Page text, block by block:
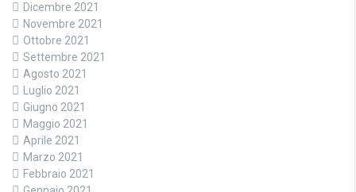
Dicembre 2021
Novembre 2021
Ottobre 2021
Settembre 2021
Agosto 2021
Luglio 2021
Giugno 2021
Maggio 2021
Aprile 2021
Marzo 2021
Febbraio 2021